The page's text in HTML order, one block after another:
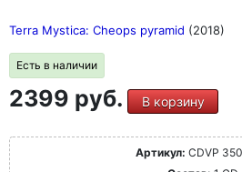
Terra Mystica: Cheops pyramid (2018)
Есть в наличии
2399 руб. В корзину
Артикул: CDVP